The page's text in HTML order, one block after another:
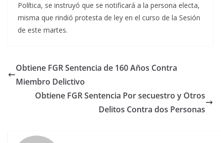
Política, se instruyó que se notificará a la persona electa,
misma que rindió protesta de ley en el curso de la Sesión
de este martes.
Obtiene FGR Sentencia de 160 Años Contra
Miembro Delictivo
Obtiene FGR Sentencia Por secuestro y Otros
Delitos Contra dos Personas